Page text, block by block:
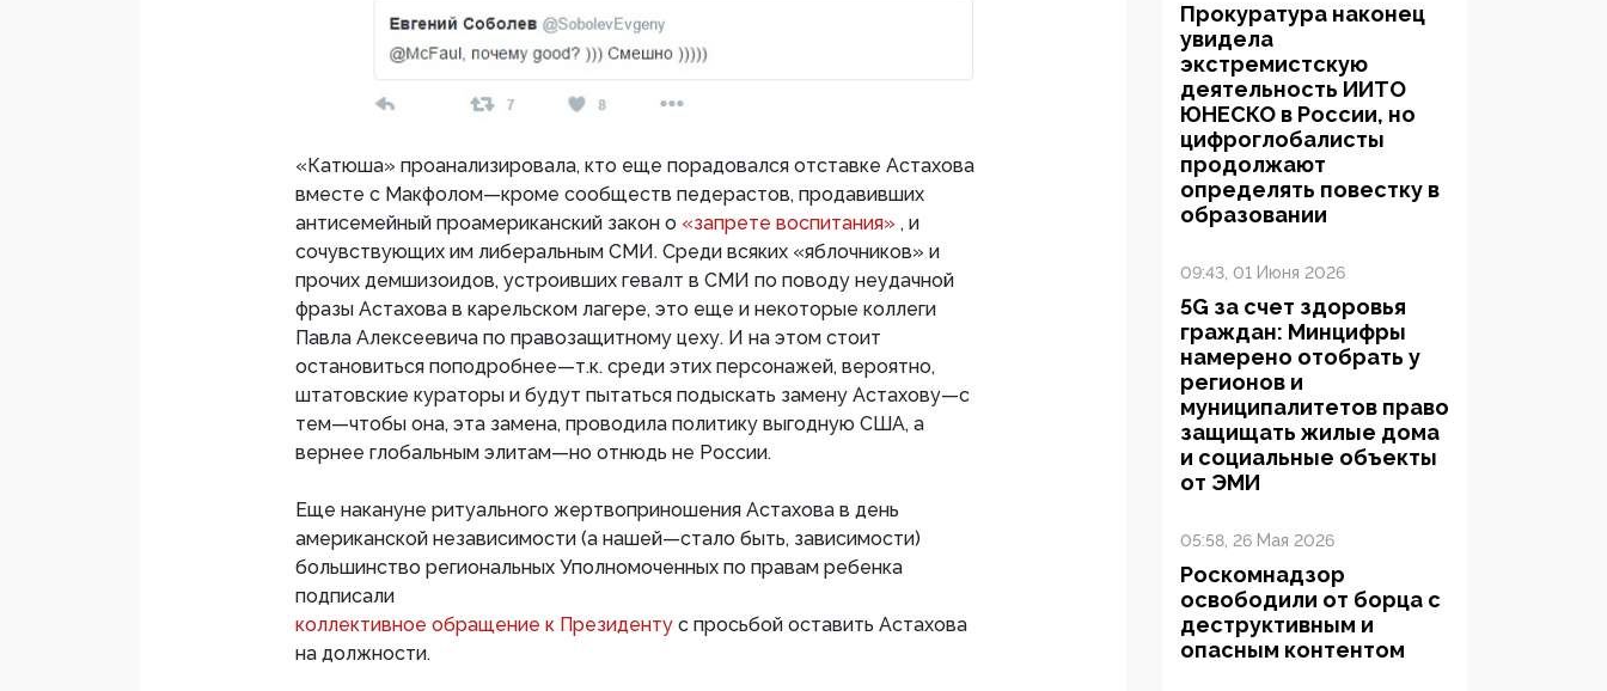
«Катюша» проанализировала, кто еще порадовался отставке Астахова
вместе с Макфолом—кроме сообществ педерастов, продавивших
антисемейный проамериканский закон о «запрете воспитания» , и
сочувствующих им либеральным СМИ. Среди всяких «яблочников» и
прочих демшизоидов, устроивших гевалт в СМИ по поводу неудачной
фразы Астахова в карельском лагере, это еще и некоторые коллеги
Павла Алексеевича по правозащитному цеху. И на этом стоит
остановиться поподробнее—т.к. среди этих персонажей, вероятно,
штатовские кураторы и будут пытаться подыскать замену Астахову—с
тем—чтобы она, эта замена, проводила политику выгодную США, а
вернее глобальным элитам—но отнюдь не России.
Еще накануне ритуального жертвоприношения Астахова в день
американской независимости (а нашей—стало быть, зависимости)
большинство региональных Уполномоченных по правам ребенка
подписали
коллективное обращение к Президенту с просьбой оставить Астахова
на должности.
Прокуратура наконец
увидела
экстремистскую
деятельность ИИТО
ЮНЕСКО в России, но
цифроглобалисты
продолжают
определять повестку в
образовании
09:43, 01 Июня 2026
5G за счет здоровья
граждан: Минцифры
намерено отобрать у
регионов и
муниципалитетов право
защищать жилые дома
и социальные объекты
от ЭМИ
05:58, 26 Мая 2026
Роскомнадзор
освободили от борца с
деструктивным и
опасным контентом